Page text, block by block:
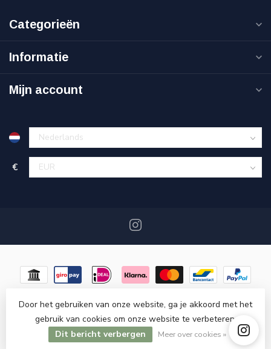
Categorieën
Informatie
Mijn account
€
© Copyright 2026 Miracshop.nl- Powered byLightspeed-
Lightspeed designby Dyvelopment
Door het gebruiken van onze website, ga je akkoord met het
gebruik van cookies om onze website te verbeteren.
Dit bericht verbergen
Meer over cookies »